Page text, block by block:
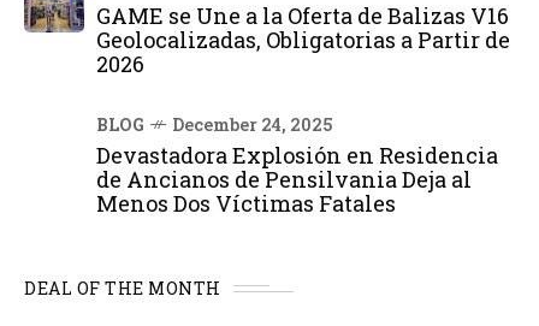
GAME se Une a la Oferta de Balizas V16
Geolocalizadas, Obligatorias a Partir de
2026
BLOG December 24, 2025
Devastadora Explosión en Residencia
de Ancianos de Pensilvania Deja al
Menos Dos Víctimas Fatales
DEAL OF THE MONTH